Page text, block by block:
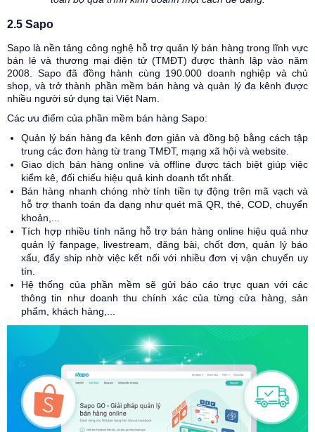
2.5 Sapo
Sapo là nền tảng công nghệ hỗ trợ quản lý bán hàng trong lĩnh vực
bán lẻ và thương mại điện tử (TMĐT) được thành lập vào năm
2008. Sapo đã đồng hành cùng 190.000 doanh nghiệp và chủ
shop, và trở thành phần mềm bán hàng và quản lý đa kênh được
nhiều người sử dụng tại Việt Nam.
Các ưu điểm của phần mềm bán hàng Sapo:
Quản lý bán hàng đa kênh đơn giản và đồng bộ bằng cách tập
trung các đơn hàng từ trang TMĐT, mạng xã hội và website.
Giao dịch bán hàng online và offline được tách biệt giúp việc
kiểm kê, đối chiếu hiệu quả kinh doanh tốt nhất.
Bán hàng nhanh chóng nhờ tính tiền tự động trên mã vạch và
hỗ trợ thanh toán đa dạng như quét mã QR, thẻ, COD, chuyển
khoản,...
Tích hợp nhiều tính năng hỗ trợ bán hàng online hiệu quả như
quản lý fanpage, livestream, đăng bài, chốt đơn, quản lý báo
xấu, đẩy ship nhờ việc kết nối với nhiều đơn vị vận chuyển uy
tín.
Hệ thống của phần mềm sẽ gửi báo cáo trực quan với các
thông tin như doanh thu chính xác của từng cửa hàng, sản
phẩm, khách hàng,...